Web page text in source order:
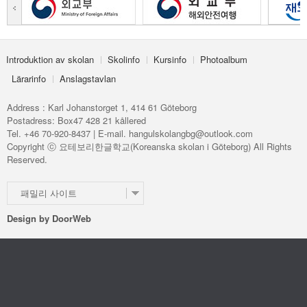
Introduktion av skolan Skolinfo Kursinfo
Photoalbum
Lärarinfo
Anslagstavlan
Address : Karl Johanstorget 1, 414 61 Göteborg
Postadress: Box47 428 21 kållered
Tel. +46 70-920-8437 | E-mail. hangulskolangbg@outlook.com
Copyright ⓒ 요테보리한글학교(Koreanska skolan i Göteborg) All Rights
Reserved.
패밀리 사이트
Design by DoorWeb